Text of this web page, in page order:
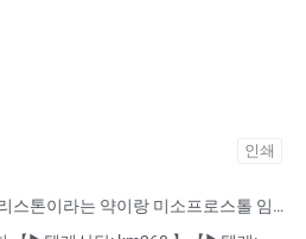
인쇄
주안 약물중절먹는미페프리스톤이라는 약이랑 미소프로스톨 임신초기증상자연유산할수있는약복용후 낙태흔적,안전성 서울 성동구 미프진 약물낙태 부작용 비용 알아보기 임신초기자연유산약약물낙태 낙­태약 복용후기